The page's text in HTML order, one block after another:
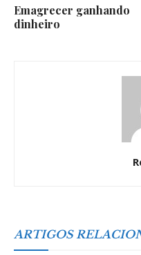
Emagrecer ganhando
dinheiro
ARTIGOS